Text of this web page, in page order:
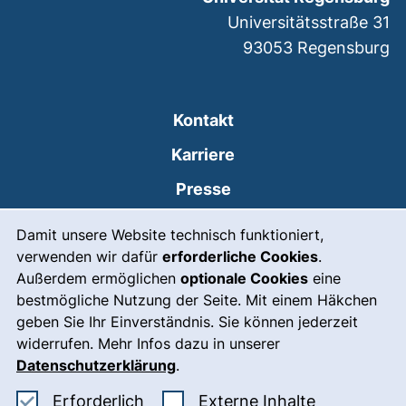
Damit unsere Website technisch funktioniert,
verwenden wir dafür erforderliche Cookies.
Außerdem ermöglichen optionale Cookies eine
bestmögliche Nutzung der Seite. Mit einem Häkchen
geben Sie Ihr Einverständnis. Sie können jederzeit
widerrufen. Mehr Infos dazu in unserer
Datenschutzerklärung.
Erforderlich Erforderliche Cookies akzeptieren
Externe Inhalte: Externe
Kontakt
Karriere
Presse
Leichte Sprache
Gebärdensprache
Notfall(externer Link, öffnet
Impressum
Barrierefreiheit
Universitätsstraße 31
93053 Regensburg